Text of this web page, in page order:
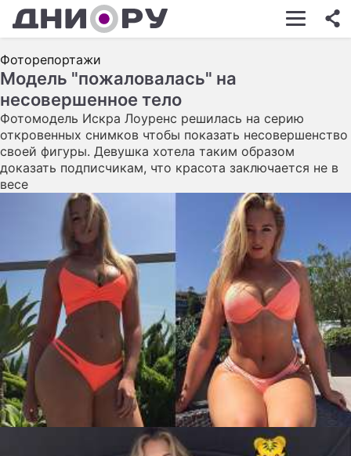
ШОУ-БИЗНЕС
НЕДВИЖИМОСТЬ
ЗДОРОВЬЕ
ЭКОНОМИКА
ПРОИСШЕСТВИЯ
СОННИК
СТИЛЬ ЖИЗНИ
СЕРИАЛЫ
ИГРЫ
ПРЕСС-РЕЛИЗЫ
О ПРОЕКТЕ
Фоторепортажи
Модель "пожаловалась" на
несовершенное тело
Фотомодель Искра Лоуренс решилась на серию
откровенных снимков чтобы показать несовершенство
своей фигуры. Девушка хотела таким образом
доказать подписчикам, что красота заключается не в
весе